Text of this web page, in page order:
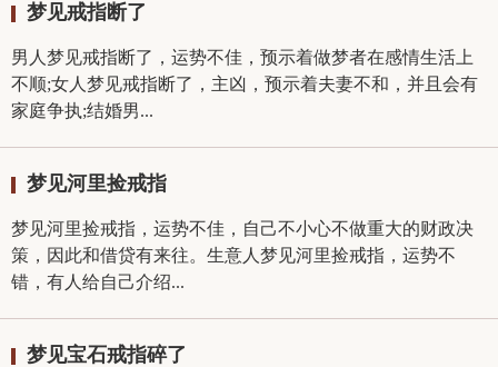
梦见戒指断了
男人梦见戒指断了，运势不佳，预示着做梦者在感情生活上
不顺;女人梦见戒指断了，主凶，预示着夫妻不和，并且会有
家庭争执;结婚男...
梦见河里捡戒指
梦见河里捡戒指，运势不佳，自己不小心不做重大的财政决
策，因此和借贷有来往。生意人梦见河里捡戒指，运势不
错，有人给自己介绍...
梦见宝石戒指碎了